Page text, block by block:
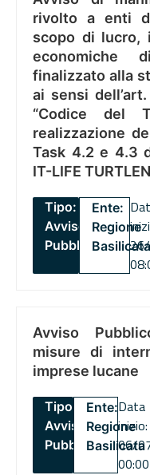
rivolto a enti
scopo di lucro,
economiche
finalizzato alla
ai sensi
“Codice del
realizzazione
Task 4.2 e 4.3
IT-LIFE
Tipo:
Avviso
Pubblico
Ente:
Regione
Avviso
misure di
imprese lucane
Tipo:
Avviso
Pubblico
Ente:
Regione
Basilicata
Data
inizio:
06/
00:00